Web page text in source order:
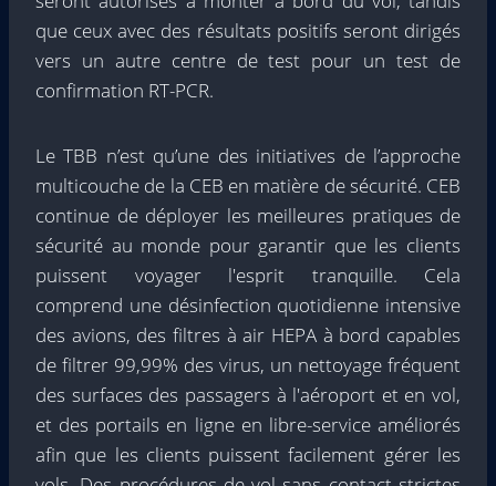
que ceux avec des résultats positifs seront dirigés
vers un autre centre de test pour un test de
confirmation RT-PCR.
Le TBB n’est qu’une des initiatives de l’approche
multicouche de la CEB en matière de sécurité. CEB
continue de déployer les meilleures pratiques de
sécurité au monde pour garantir que les clients
puissent voyager l'esprit tranquille. Cela
comprend une désinfection quotidienne intensive
des avions, des filtres à air HEPA à bord capables
de filtrer 99,99% des virus, un nettoyage fréquent
des surfaces des passagers à l'aéroport et en vol,
et des portails en ligne en libre-service améliorés
afin que les clients puissent facilement gérer les